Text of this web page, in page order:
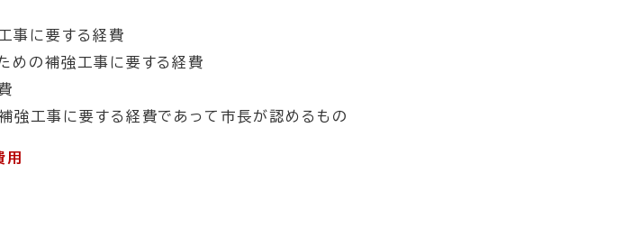
事に要する経費
めの補強工事に要する経費
強工事に要する経費であって市長が認めるもの
用